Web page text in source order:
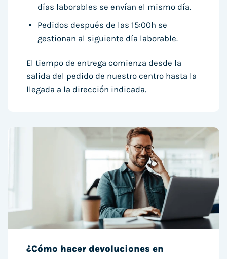
días laborables se envían el mismo día.
Pedidos después de las 15:00h se
gestionan al siguiente día laborable.
El tiempo de entrega comienza desde la
salida del pedido de nuestro centro hasta la
llegada a la dirección indicada.
¿Cómo hacer devoluciones en